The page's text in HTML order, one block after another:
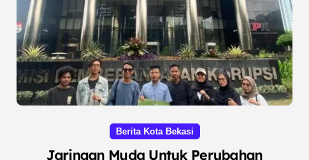
Berita Kota Bekasi
Jaringan Muda Untuk Perubahan